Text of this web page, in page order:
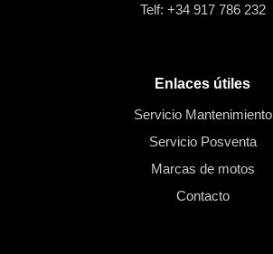
Telf: +34 917 786 232
Enlaces útiles
Servicio Mantenimiento
Servicio Posventa
Marcas de motos
Contacto